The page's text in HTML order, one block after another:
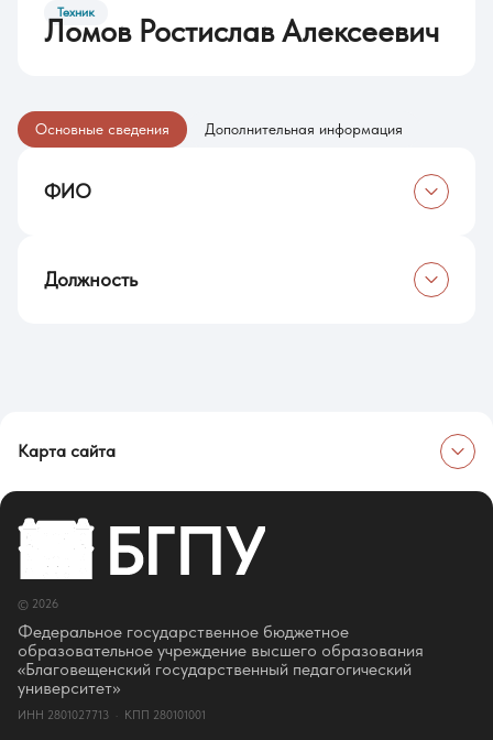
Техник
Ломов Ростислав Алексеевич
Основные сведения Дополнительная информация
ФИО
Должность
Карта сайта
Сведения об образовательной организации
Об Университете
Сотрудники и преподаватели
Ректор
Оценка качества образования
СМИ о нас
Истории успеха
Партнёры
Документы
Контакты
© 2026
Федеральное государственное бюджетное
образовательное учреждение высшего образования
«Благовещенский государственный педагогический
университет»
ИНН 2801027713 · КПП 280101001